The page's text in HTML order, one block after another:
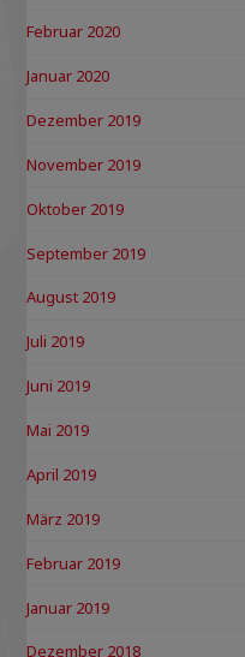
Februar 2020
Januar 2020
Dezember 2019
November 2019
Oktober 2019
September 2019
August 2019
Juli 2019
Juni 2019
Mai 2019
April 2019
März 2019
Februar 2019
Januar 2019
Dezember 2018